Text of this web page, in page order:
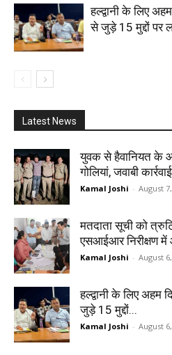
हल्द्वानी के लिए
से जुड़े 15 मुद्दों पर
Latest News
युवक से हैवानियत के
गोलियां, जवाबी
Kamal Joshi - August
मतदाता सूची को
एसआईआर निरीक्षण में
Kamal Joshi - August
हल्द्वानी के लिए अहम
जुड़े 15 मुद्दों...
Kamal Joshi - August